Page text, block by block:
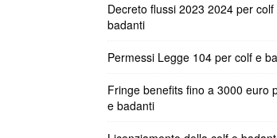
Decreto flussi 2023 2024 per colf
badanti
Permessi Legge 104 per colf e
Fringe benefits fino a 3000 euro
e badanti